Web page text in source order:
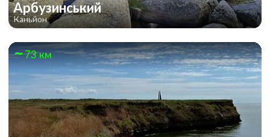
Арбузинський
Каньйон
73 км